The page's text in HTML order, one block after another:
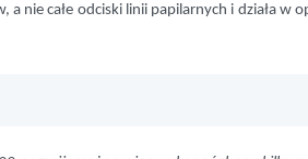
nie całe odciski linii papilarnych i działa w